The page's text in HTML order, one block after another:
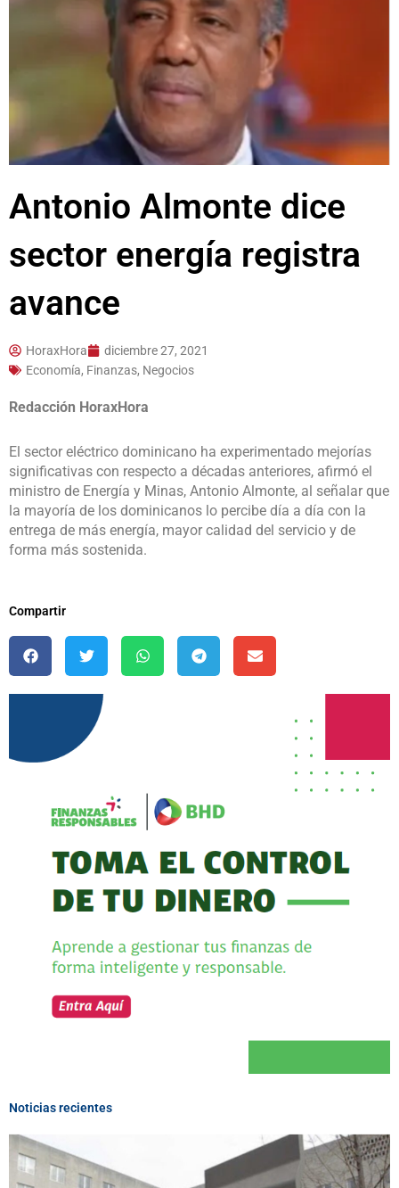
Antonio Almonte dice
sector energía registra
avance
HoraxHora
diciembre 27, 2021
Economía, Finanzas, Negocios
Redacción HoraxHora
El sector eléctrico dominicano ha experimentado mejorías
significativas con respecto a décadas anteriores, afirmó el
ministro de Energía y Minas, Antonio Almonte, al señalar que
la mayoría de los dominicanos lo percibe día a día con la
entrega de más energía, mayor calidad del servicio y de
forma más sostenida.
Compartir
Noticias recientes